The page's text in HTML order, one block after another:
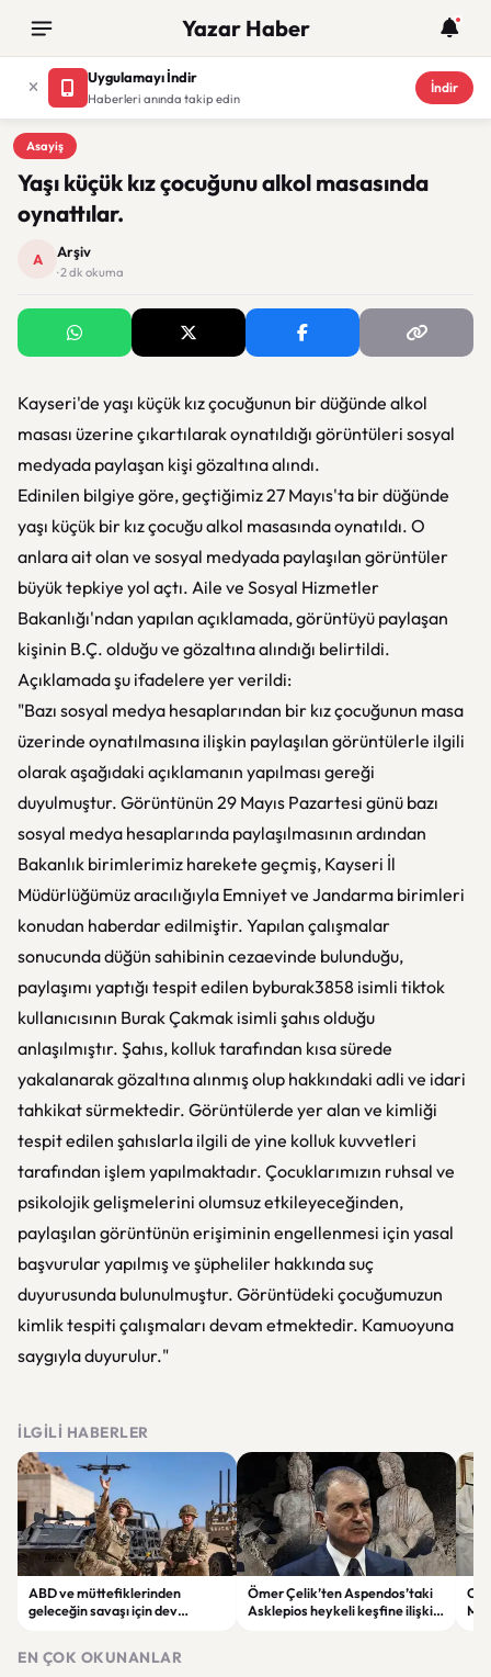
Yazar Haber
Uygulamayı İndir
Haberleri anında takip edin
İndir
Asayiş
Asayiş
Yaşı küçük kız çocuğunu alkol masasında
oynattılar.
A Arşiv
· 2 dk okuma
Kayseri'de yaşı küçük kız çocuğunun bir düğünde alkol
masası üzerine çıkartılarak oynatıldığı görüntüleri sosyal
medyada paylaşan kişi gözaltına alındı.
Edinilen bilgiye göre, geçtiğimiz 27 Mayıs'ta bir düğünde
yaşı küçük bir kız çocuğu alkol masasında oynatıldı. O
anlara ait olan ve sosyal medyada paylaşılan görüntüler
büyük tepkiye yol açtı. Aile ve Sosyal Hizmetler
Bakanlığı'ndan yapılan açıklamada, görüntüyü paylaşan
kişinin B.Ç. olduğu ve gözaltına alındığı belirtildi.
Açıklamada şu ifadelere yer verildi:
"Bazı sosyal medya hesaplarından bir kız çocuğunun masa
üzerinde oynatılmasına ilişkin paylaşılan görüntülerle ilgili
olarak aşağıdaki açıklamanın yapılması gereği
duyulmuştur. Görüntünün 29 Mayıs Pazartesi günü bazı
sosyal medya hesaplarında paylaşılmasının ardından
Bakanlık birimlerimiz harekete geçmiş, Kayseri İl
Müdürlüğümüz aracılığıyla Emniyet ve Jandarma birimleri
konudan haberdar edilmiştir. Yapılan çalışmalar
sonucunda düğün sahibinin cezaevinde bulunduğu,
paylaşımı yaptığı tespit edilen byburak3858 isimli tiktok
kullanıcısının Burak Çakmak isimli şahıs olduğu
anlaşılmıştır. Şahıs, kolluk tarafından kısa sürede
yakalanarak gözaltına alınmış olup hakkındaki adli ve idari
tahkikat sürmektedir. Görüntülerde yer alan ve kimliği
tespit edilen şahıslarla ilgili de yine kolluk kuvvetleri
tarafından işlem yapılmaktadır. Çocuklarımızın ruhsal ve
psikolojik gelişmelerini olumsuz etkileyeceğinden,
paylaşılan görüntünün erişiminin engellenmesi için yasal
başvurular yapılmış ve şüpheliler hakkında suç
duyurusunda bulunulmuştur. Görüntüdeki çocuğumuzun
kimlik tespiti çalışmaları devam etmektedir. Kamuoyuna
saygıyla duyurulur."
İLGILI HABERLER
ABD ve müttefiklerinden
geleceğin savaşı için dev
Ömer Çelik’ten Aspendos’taki
Asklepios heykeli keşfine ilişkin
EN ÇOK OKUNANLAR